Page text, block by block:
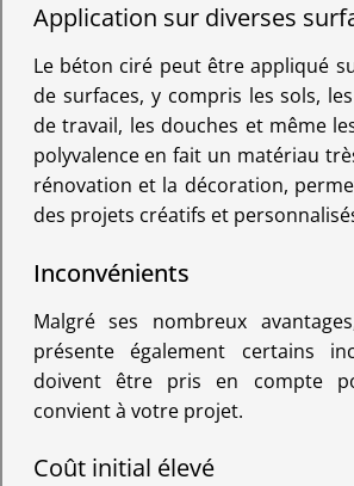
Application sur diverses
Le béton ciré peut être appliqué
de surfaces, y compris les sols,
de travail, les douches et même
polyvalence en fait un matériau
rénovation et la décoration,
des projets créatifs et
Inconvénients
Malgré ses nombreux
présente également certains
doivent être pris en compte
convient à votre projet.
Coût initial élevé